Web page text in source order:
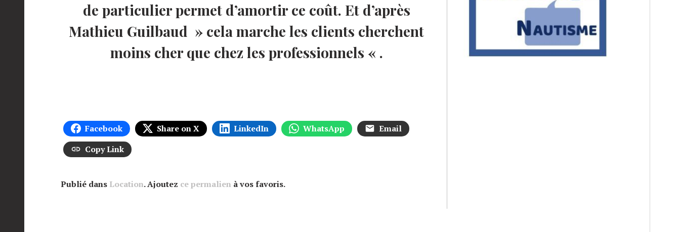
de particulier permet d’amortir ce coût. Et d’après
Mathieu Guilbaud » cela marche les clients cherchent
moins cher que chez les professionnels « .
Facebook Share on X LinkedIn WhatsApp
Email
Copy Link
Publié dans Location. Ajoutez ce permalien à vos favoris.